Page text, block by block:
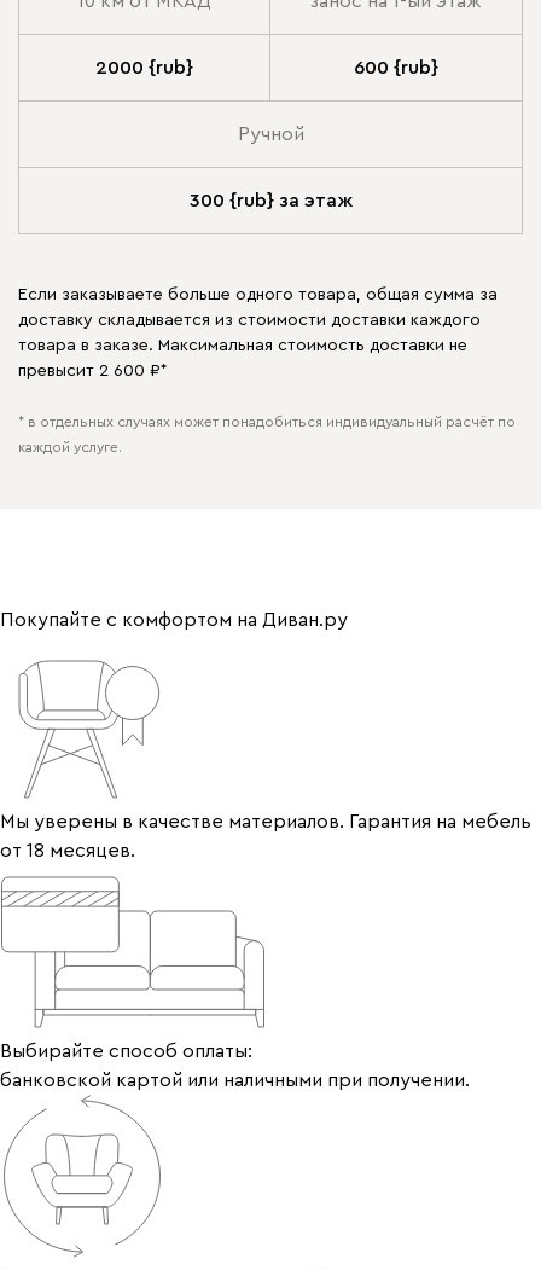
2000 {rub} 600 {rub}
Ручной
300 {rub} за этаж
Если заказываете больше одного товара, общая сумма за
доставку складывается из стоимости доставки каждого
товара в заказе. Максимальная стоимость доставки не
превысит 2 600 ₽*
* в отдельных случаях может понадобиться индивидуальный расчёт по
каждой услуге.
Покупайте с комфортом на Диван.ру
Мы уверены в качестве материалов. Гарантия на мебель
от 18 месяцев.
Выбирайте способ оплаты:
банковской картой или наличными при получении.